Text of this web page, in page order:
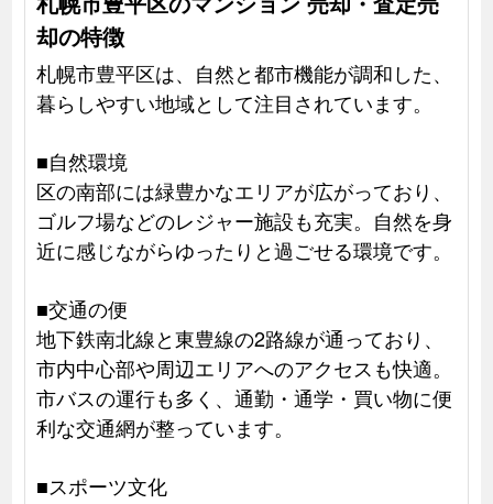
却の特徴
札幌市豊平区は、自然と都市機能が調和した、
暮らしやすい地域として注目されています。
■自然環境
区の南部には緑豊かなエリアが広がっており、
ゴルフ場などのレジャー施設も充実。自然を身
近に感じながらゆったりと過ごせる環境です。
■交通の便
地下鉄南北線と東豊線の2路線が通っており、
市内中心部や周辺エリアへのアクセスも快適。
市バスの運行も多く、通勤・通学・買い物に便
利な交通網が整っています。
■スポーツ文化